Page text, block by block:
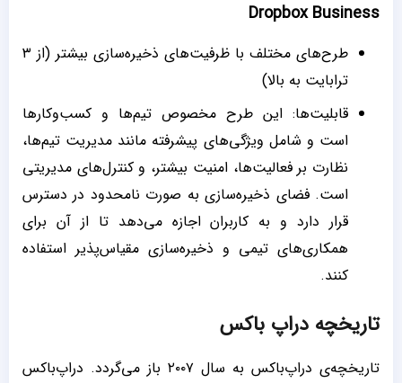
Dropbox Business
طرح‌های مختلف با ظرفیت‌های ذخیره‌سازی بیشتر (از ۳
ترابایت به بالا)
قابلیت‌ها: این طرح مخصوص تیم‌ها و کسب‌وکارها
است و شامل ویژگی‌های پیشرفته مانند مدیریت تیم‌ها،
نظارت بر فعالیت‌ها، امنیت بیشتر، و کنترل‌های مدیریتی
است. فضای ذخیره‌سازی به صورت نامحدود در دسترس
قرار دارد و به کاربران اجازه می‌دهد تا از آن برای
همکاری‌های تیمی و ذخیره‌سازی مقیاس‌پذیر استفاده
کنند.
تاریخچه‌ دراپ باکس
تاریخچه‌ی دراپ‌باکس به سال ۲۰۰۷ باز می‌گردد. دراپ‌باکس